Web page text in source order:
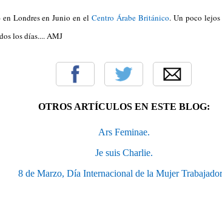
en Londres en Junio en elCentro Árabe Británico. Un poco
los días.... AMJ
OTROS ARTÍCULOS EN ESTE BLOG:
Ars Feminae.
Je suis Charlie.
8 de Marzo, Día Internacional de la Mujer